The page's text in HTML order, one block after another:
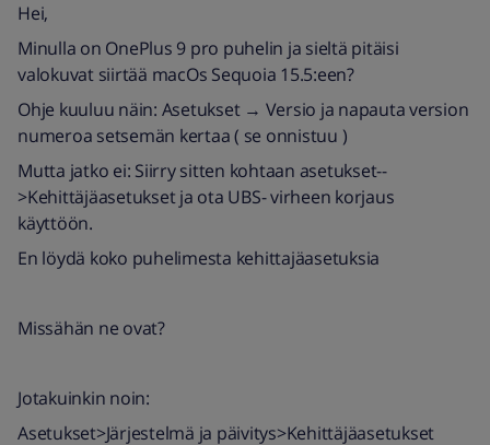
Hei,
Minulla on OnePlus 9 pro puhelin ja sieltä pitäisi
valokuvat siirtää macOs Sequoia 15.5:een?
Ohje kuuluu näin: Asetukset → Versio ja napauta version
numeroa setsemän kertaa ( se onnistuu )
Mutta jatko ei: Siirry sitten kohtaan asetukset--
>Kehittäjäasetukset ja ota UBS- virheen korjaus
käyttöön.
En löydä koko puhelimesta kehittajäasetuksia
Missähän ne ovat?
Jotakuinkin noin:
Asetukset>Järjestelmä ja päivitys>Kehittäjäasetukset